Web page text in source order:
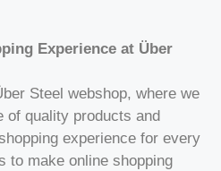
Experience at Über
Steel webshop, where we
of quality products and
experience for every
to make online shopping